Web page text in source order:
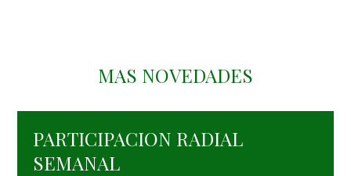
MAS NOVEDADES
PARTICIPACION RADIAL
SEMANAL